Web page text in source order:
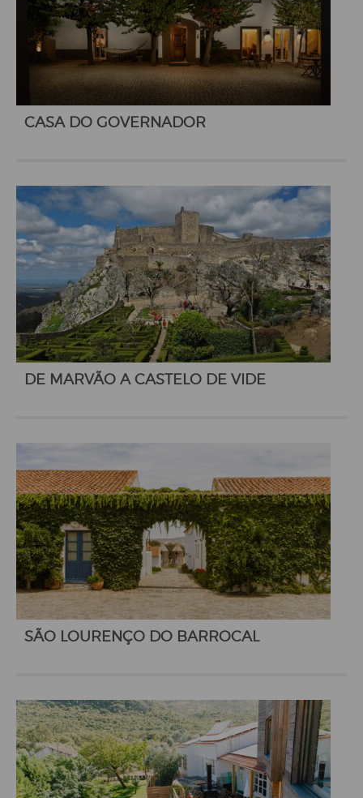
CASA DO GOVERNADOR
DE MARVÃO A CASTELO DE VIDE
SÃO LOURENÇO DO BARROCAL